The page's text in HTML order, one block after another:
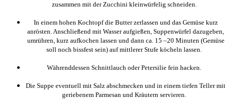
zusammen mit der Zucchini kleinwürfelig schneiden.
In einem hohen Kochtopf die Butter zerlassen und das Gemüse kurz
anrösten. Anschließend mit Wasser aufgießen, Suppenwürfel dazugeben,
umrühren, kurz aufkochen lassen und dann ca. 15 –20 Minuten (Gemüse
soll noch bissfest sein) auf mittlerer Stufe köcheln lassen.
Währenddessen Schnittlauch oder Petersilie fein hacken.
Die Suppe eventuell mit Salz abschmecken und in einem tiefen Teller mit
geriebenem Parmesan und Kräutern servieren.